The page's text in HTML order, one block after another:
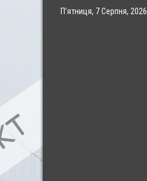
П’ятниця, 7 Серпня, 2026